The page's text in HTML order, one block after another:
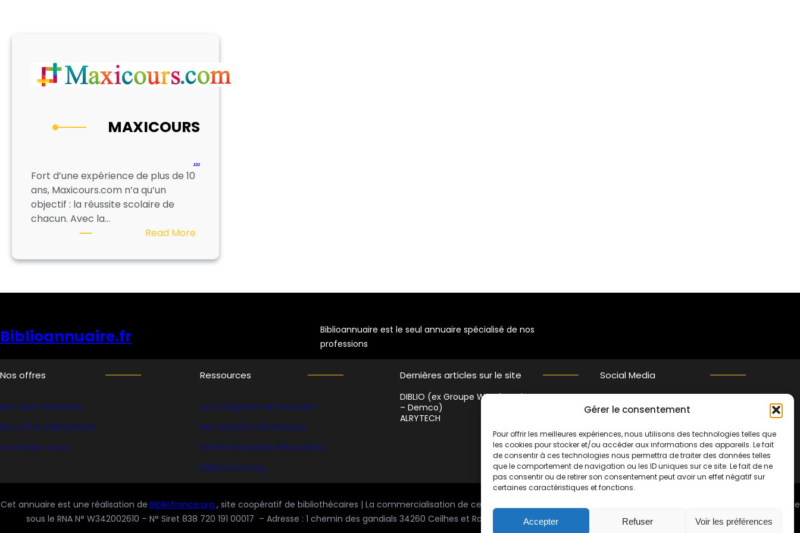
Gérer le consentement
Pour offrir les meilleures expériences, nous utilisons des technologies telles que
les cookies pour stocker et/ou accéder aux informations des appareils. Le fait
de consentir à ces technologies nous permettra de traiter des données telles
que le comportement de navigation ou les ID uniques sur ce site. Le fait de ne
pas consentir ou de retirer son consentement peut avoir un effet négatif sur
certaines caractéristiques et fonctions.
Accepter Refuser Voir les préférences
MAXICOURS
…
Fort d’une expérience de plus de 10
ans, Maxicours.com n’a qu’un
objectif : la réussite scolaire de
chacun. Avec la…
Read More:
Biblioannuaire.fr
Biblioannuaire est le seul annuaire spécialisé de nos
professions
Nos offres
Nos tarifs d’insertion
Nos offres publicitaires
Contactez nous
Ressources
Les catégories de l’annuaire
Nos dossiers thématiques
Informations Marchés publics
Bibliofrance.org
Dernières articles sur le site
DIBLIO (ex Groupe WF Education
– Demco)
ALRYTECH
Social Media
Twitter
Cet annuaire est une réalisation de Bibliofrance.org , site coopératif de bibliothécaires | La commercialisation de cet espace est assuré par
Association Loi 1901 enregistrée
sous le RNA N° W342002610 – N° Siret 838 720 191 00017 – Adresse : 1 chemin des gandials 34260 Ceilhes et Rocozels | Copyright © 2007-2024 Bibliofrance.org. Tous droits réservés |